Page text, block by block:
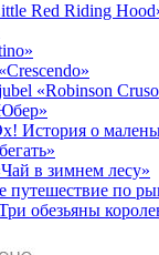
Red Riding
«Robinson
История о
в зимнем лесу»
путешествие по
обезьяны